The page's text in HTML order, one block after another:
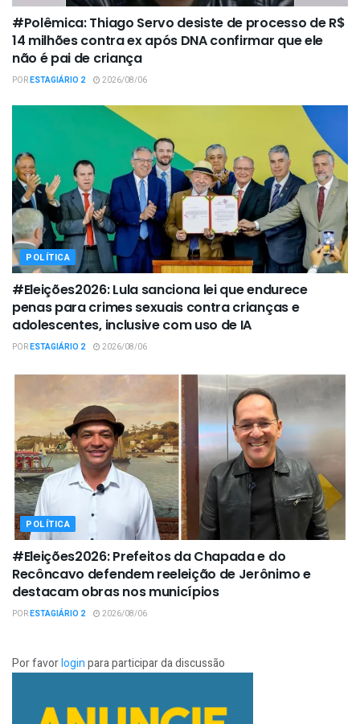
#Polêmica: Thiago Servo desiste de processo de R$
14 milhões contra ex após DNA confirmar que ele
não é pai de criança
PORESTAGIÁRIO 2 2026/08/06
POLÍTICA
#Eleições2026: Lula sanciona lei que endurece
penas para crimes sexuais contra crianças e
adolescentes, inclusive com uso de IA
PORESTAGIÁRIO 2 2026/08/06
POLÍTICA
#Eleições2026: Prefeitos da Chapada e do
Recôncavo defendem reeleição de Jerônimo e
destacam obras nos municípios
PORESTAGIÁRIO 2 2026/08/06
Por favorloginpara participar da discussão